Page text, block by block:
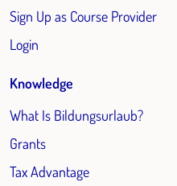
Sign Up as Course Provider
Login
Knowledge
What Is Bildungsurlaub?
Grants
Tax Advantage